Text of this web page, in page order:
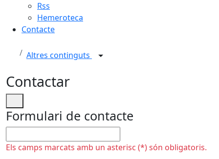
Rss
Hemeroteca
Contacte
Altres continguts
Contactar
Formulari de contacte
Els camps marcats amb un asterisc (*) són obligatoris.